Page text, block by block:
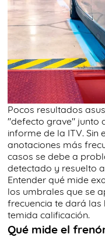
Pocos resultados
"defecto grave" junto
informe de la ITV. Sin
anotaciones más
casos se debe a
detectado y resuelto
Entender qué mide
los umbrales que se
frecuencia te dará
temida calificación.
Qué mide el